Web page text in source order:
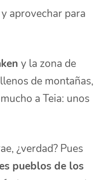
aprovechar para
y la zona de
de montañas,
a Teia: unos
¿verdad? Pues
pueblos de los